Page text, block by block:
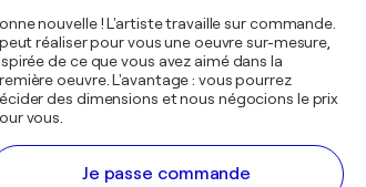
nouvelle ! L'artiste travaille sur commande.
réaliser pour vous une oeuvre sur-mesure,
de ce que vous avez aimé dans la
oeuvre. L'avantage : vous pourrez
des dimensions et nous négocions le prix
vous.
Je passe commande